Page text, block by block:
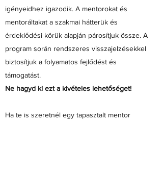
igényeidhez igazodik. A mentorokat és
mentoráltakat a szakmai hátterük és
érdeklődési körük alapján párosítjuk össze. A
program során rendszeres visszajelzésekkel
biztosítjuk a folyamatos fejlődést és
támogatást.
Ne hagyd ki ezt a kivételes lehetőséget!
Ha te is szeretnél egy tapasztalt mentor